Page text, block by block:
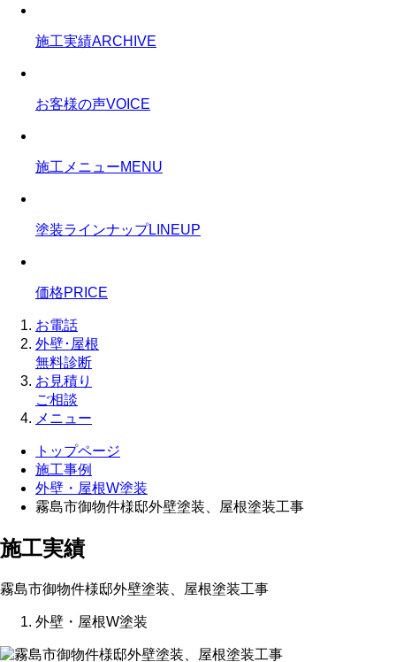
施工実績ARCHIVE
お客様の声VOICE
施工メニューMENU
塗装ラインナップLINEUP
価格PRICE
お電話
外壁･屋根
無料診断
お見積り
ご相談
メニュー
トップページ
施工事例
外壁・屋根W塗装
霧島市御物件様邸外壁塗装、屋根塗装工事
施工実績
霧島市御物件様邸外壁塗装、屋根塗装工事
外壁・屋根W塗装